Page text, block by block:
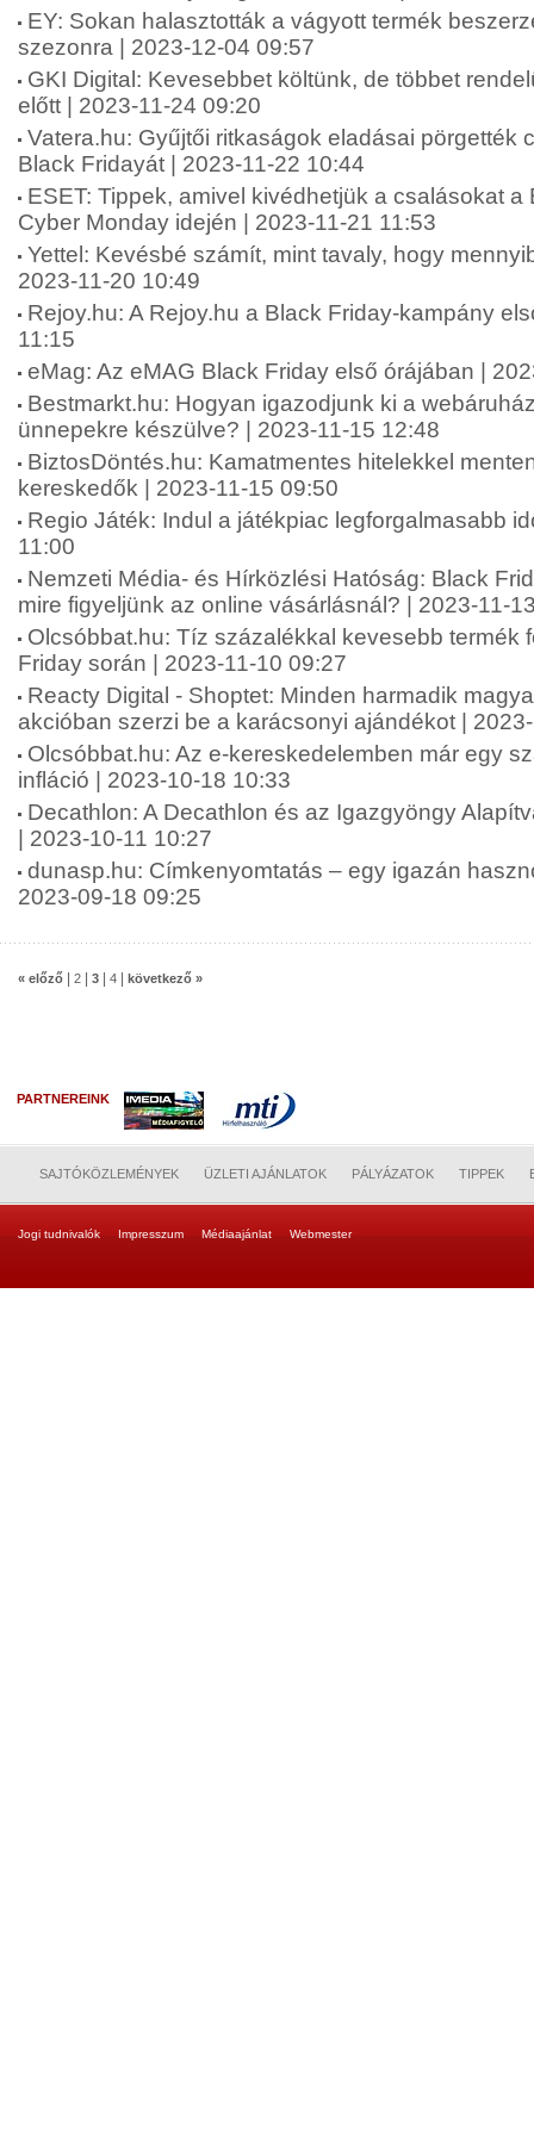
EY: Sokan halasztották a vágyott termék
szezonra | 2023-12-04 09:57
GKI Digital: Kevesebbet költünk, de többet
előtt | 2023-11-24 09:20
Vatera.hu: Gyűjtői ritkaságok eladásai pörgették
Black Fridayát | 2023-11-22 10:44
ESET: Tippek, amivel kivédhetjük a csalásokat a
Cyber Monday idején | 2023-11-21 11:53
Yettel: Kevésbé számít, mint tavaly, hogy
2023-11-20 10:49
Rejoy.hu: A Rejoy.hu a Black Friday-kampány
11:15
eMag: Az eMAG Black Friday első órájában |
Bestmarkt.hu: Hogyan igazodjunk ki a
ünnepekre készülve? | 2023-11-15 12:48
BiztosDöntés.hu: Kamatmentes hitelekkel
kereskedők | 2023-11-15 09:50
Regio Játék: Indul a játékpiac legforgalmasabb
11:00
Nemzeti Média- és Hírközlési Hatóság: Black
mire figyeljünk az online vásárlásnál? | 2023-11-
Olcsóbbat.hu: Tíz százalékkal kevesebb termék
Friday során | 2023-11-10 09:27
Reacty Digital - Shoptet: Minden harmadik
akcióban szerzi be a karácsonyi ajándékot |
Olcsóbbat.hu: Az e-kereskedelemben már egy
infláció | 2023-10-18 10:33
Decathlon: A Decathlon és az Igazgyöngy
| 2023-10-11 10:27
dunasp.hu: Címkenyomtatás – egy igazán
2023-09-18 09:25
« előző 2 3 4 következő »
PARTNEREINK
SAJTÓKÖZLEMÉNYEK ÜZLETI AJÁNLATOK PÁLYÁZATOK TIPPEK
Jogi tudnivalók Impresszum Médiaajánlat Webmester